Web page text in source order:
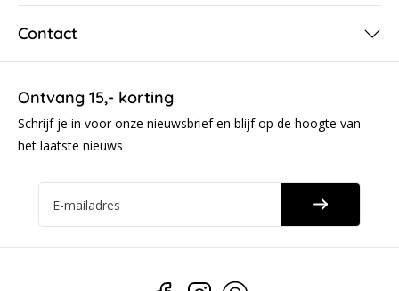
Contact
Ontvang 15,- korting
Schrijf je in voor onze nieuwsbrief en blijf op de hoogte van
het laatste nieuws
E-mailadres